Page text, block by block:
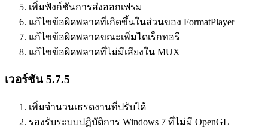
เพิ่มฟังก์ชันการส่งออกเฟรม
แก้ไขข้อผิดพลาดที่เกิดขึ้นในส่วนของ FormatPlayer
แก้ไขข้อผิดพลาดขณะเพิ่มไดเร็กทอรี
แก้ไขข้อผิดพลาดที่ไม่มีเสียงใน MUX
เวอร์ชัน 5.7.5
เพิ่มจำนวนเธรดงานที่ปรับได้
รองรับระบบปฏิบัติการ Windows 7 ที่ไม่มี OpenGL